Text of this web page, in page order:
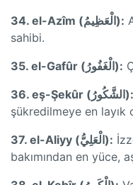
34. el-Azîm (الْعَظِيمُ):
sahibi.
35. el-Gafûr (الْغَفُورُ):
36. eş-Şekûr (الشَّكُورُ):
şükredilmeye en layık
37. el-Aliyy (الْعَلِيُّ):
bakımından en yüce,